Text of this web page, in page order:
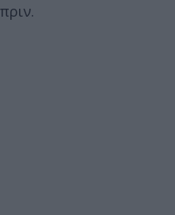
πριν.